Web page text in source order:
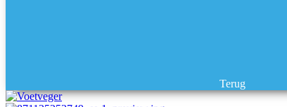
Terug